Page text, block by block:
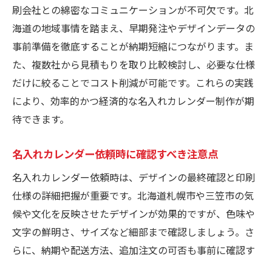
刷会社との綿密なコミュニケーションが不可欠です。北
海道の地域事情を踏まえ、早期発注やデザインデータの
事前準備を徹底することが納期短縮につながります。ま
た、複数社から見積もりを取り比較検討し、必要な仕様
だけに絞ることでコスト削減が可能です。これらの実践
により、効率的かつ経済的な名入れカレンダー制作が期
待できます。
名入れカレンダー依頼時に確認すべき注意点
名入れカレンダー依頼時は、デザインの最終確認と印刷
仕様の詳細把握が重要です。北海道札幌市や三笠市の気
候や文化を反映させたデザインが効果的ですが、色味や
文字の鮮明さ、サイズなど細部まで確認しましょう。さ
らに、納期や配送方法、追加注文の可否も事前に確認す